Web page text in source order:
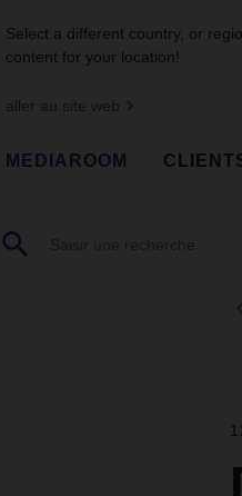
Select a different country, or
content for your location!
aller au site web
MEDIAROOM